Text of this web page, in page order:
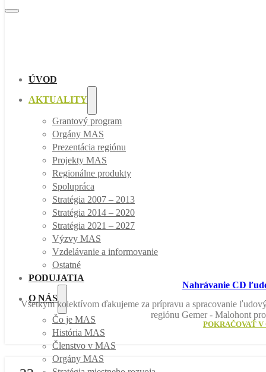
ÚVOD
AKTUALITY
Grantový program
Orgány MAS
Prezentácia regiónu
Projekty MAS
Regionálne produkty
Spolupráca
Stratégia 2007 – 2013
Stratégia 2014 – 2020
Stratégia 2021 – 2027
Výzvy MAS
Vzdelávanie a informovanie
Ostatné
PODUJATIA
O NÁS
Čo je MAS
História MAS
Členstvo v MAS
Orgány MAS
Nahrávanie CD
Všetkým kolektívom ďakujeme za prípravu a spracovanie
regiónu Gemer - Malohont
POKRAČOVAŤ